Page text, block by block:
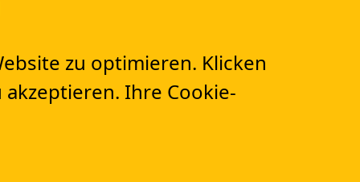
Artikel
Eigenschaften von effektiven Cloud
zu optimieren. Klicken
akzeptieren. Ihre Cookie-